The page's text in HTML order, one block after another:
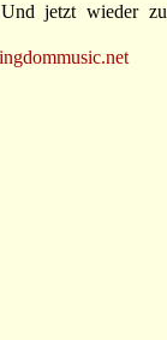
jetzt wieder